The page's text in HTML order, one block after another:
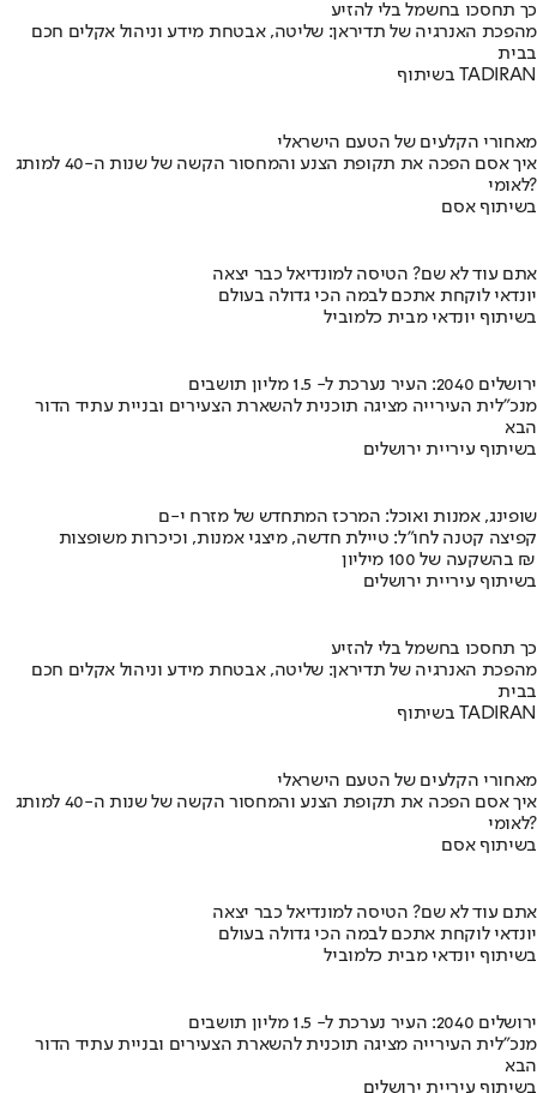
כך תחסכו בחשמל בלי להזיע
מהפכת האנרגיה של תדיראן: שליטה, אבטחת מידע וניהול אקלים חכם
בבית
בשיתוף TADIRAN
מאחורי הקלעים של הטעם הישראלי
איך אסם הפכה את תקופת הצנע והמחסור הקשה של שנות ה-40 למותג
לאומי?
בשיתוף אסם
אתם עוד לא שם? הטיסה למונדיאל כבר יצאה
יונדאי לוקחת אתכם לבמה הכי גדולה בעולם
בשיתוף יונדאי מבית כלמוביל
ירושלים 2040: העיר נערכת ל- 1.5 מליון תושבים
מנכ"לית העירייה מציגה תוכנית להשארת הצעירים ובניית עתיד הדור
הבא
בשיתוף עיריית ירושלים
שופינג, אמנות ואוכל: המרכז המתחדש של מזרח י-ם
קפיצה קטנה לחו"ל: טיילת חדשה, מיצגי אמנות, וכיכרות משופצות
בהשקעה של 100 מיליון ₪
בשיתוף עיריית ירושלים
כך תחסכו בחשמל בלי להזיע
מהפכת האנרגיה של תדיראן: שליטה, אבטחת מידע וניהול אקלים חכם
בבית
בשיתוף TADIRAN
מאחורי הקלעים של הטעם הישראלי
איך אסם הפכה את תקופת הצנע והמחסור הקשה של שנות ה-40 למותג
לאומי?
בשיתוף אסם
אתם עוד לא שם? הטיסה למונדיאל כבר יצאה
יונדאי לוקחת אתכם לבמה הכי גדולה בעולם
בשיתוף יונדאי מבית כלמוביל
ירושלים 2040: העיר נערכת ל- 1.5 מליון תושבים
מנכ"לית העירייה מציגה תוכנית להשארת הצעירים ובניית עתיד הדור
הבא
בשיתוף עיריית ירושלים